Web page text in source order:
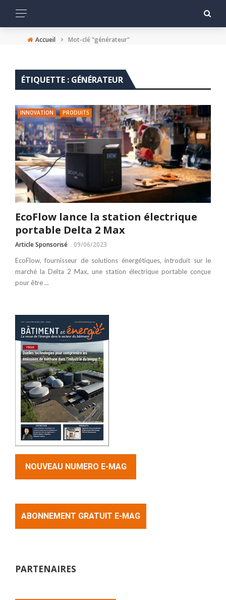
Accueil › Mot-clé "générateur"
ÉTIQUETTE : GÉNÉRATEUR
INNOVATION PRODUITS
EcoFlow lance la station électrique
portable Delta 2 Max
Article Sponsorisé 09/06/2023
EcoFlow, fournisseur de solutions énergétiques, introduit sur le
marché la Delta 2 Max, une station électrique portable conçue
pour être ...
NOUVEAU NUMERO E-MAG
ABONNEMENT GRATUIT E-MAG
PARTENAIRES